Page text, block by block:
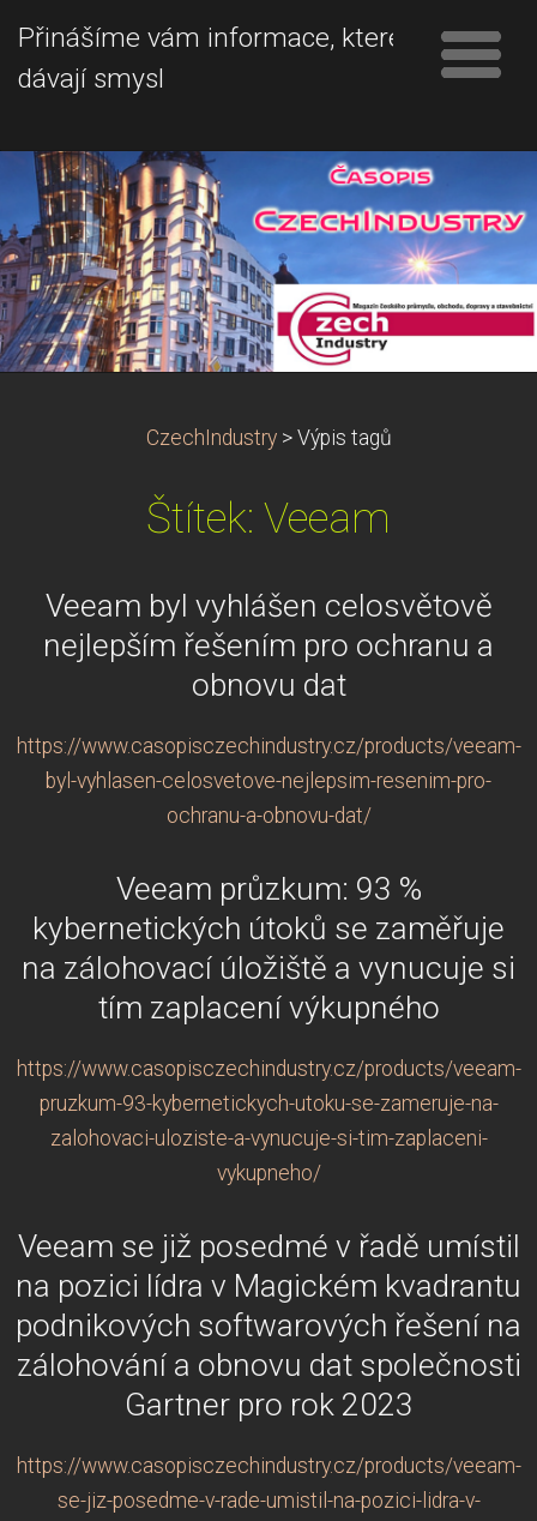
Přinášíme vám informace, které
dávají smysl
CzechIndustry > Výpis tagů
Štítek: Veeam
Veeam byl vyhlášen celosvětově
nejlepším řešením pro ochranu a
obnovu dat
https://www.casopisczechindustry.cz/products/veeam-
byl-vyhlasen-celosvetove-nejlepsim-resenim-pro-
ochranu-a-obnovu-dat/
Veeam průzkum: 93 %
kybernetických útoků se zaměřuje
na zálohovací úložiště a vynucuje si
tím zaplacení výkupného
https://www.casopisczechindustry.cz/products/veeam-
pruzkum-93-kybernetickych-utoku-se-zameruje-na-
zalohovaci-uloziste-a-vynucuje-si-tim-zaplaceni-
vykupneho/
Veeam se již posedmé v řadě umístil
na pozici lídra v Magickém kvadrantu
podnikových softwarových řešení na
zálohování a obnovu dat společnosti
Gartner pro rok 2023
https://www.casopisczechindustry.cz/products/veeam-
se-jiz-posedme-v-rade-umistil-na-pozici-lidra-v-